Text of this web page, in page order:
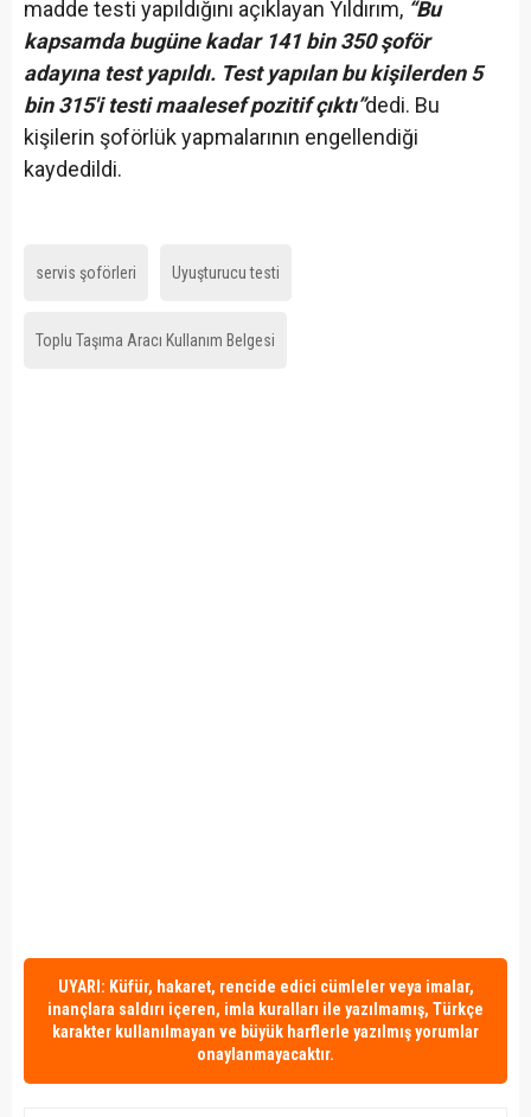
madde testi yapıldığını açıklayan Yıldırım, “Bu
kapsamda bugüne kadar 141 bin 350 şoför
adayına test yapıldı. Test yapılan bu kişilerden 5
bin 315'i testi maalesef pozitif çıktı”dedi. Bu
kişilerin şoförlük yapmalarının engellendiği
kaydedildi.
servis şoförleri Uyuşturucu testi
Toplu Taşıma Aracı Kullanım Belgesi
UYARI: Küfür, hakaret, rencide edici cümleler veya imalar,
inançlara saldırı içeren, imla kuralları ile yazılmamış, Türkçe
karakter kullanılmayan ve büyük harflerle yazılmış yorumlar
onaylanmayacaktır.